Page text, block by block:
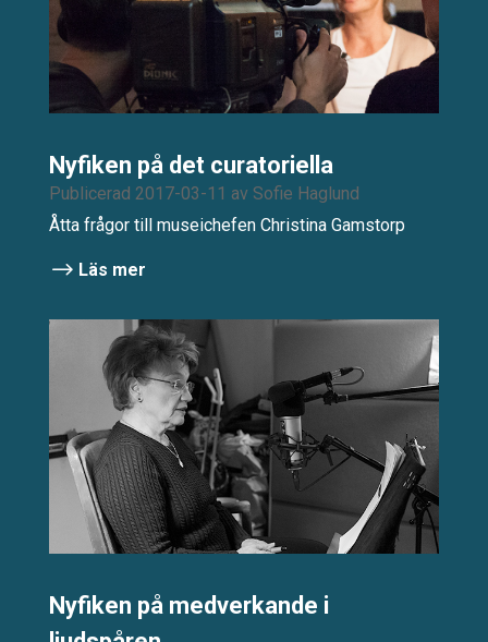
Nyfiken på det curatoriella
Publicerad 2017-03-11 av Sofie Haglund
Åtta frågor till museichefen Christina Gamstorp
Läs mer
Nyfiken på medverkande i